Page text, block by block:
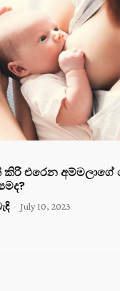
කිරි එරෙන
- July 10, 2023